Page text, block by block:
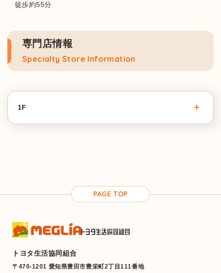
徒歩約55分
専門店情報
Specialty Store Information
1F
PAGE TOP
トヨタ生活協同組合
〒470-1201 愛知県豊田市豊栄町2丁目111番地